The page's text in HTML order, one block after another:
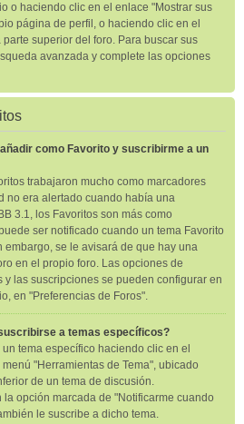
o haciendo clic en el enlace "Mostrar sus
página de perfil, o haciendo clic en el
superior del foro. Para buscar sus
avanzada y complete las opciones
como Favorito y suscribirme a un
trabajaron mucho como marcadores
no era alertado cuando había una
3.1, los Favoritos son más como
ser notificado cuando un tema Favorito
embargo, se le avisará de que hay una
en el propio foro. Las opciones de
y las suscripciones se pueden configurar en
en "Preferencias de Foros".
a temas específicos?
tema específico haciendo clic en el
"Herramientas de Tema", ubicado
de un tema de discusión.
opción marcada de "Notificarme cuando
le suscribe a dicho tema.